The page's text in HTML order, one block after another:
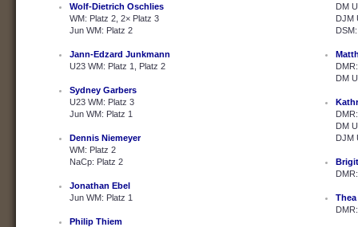
Wolf-Dietrich Oschlies
WM: Platz 2, 2× Platz 3
Jun WM: Platz 2
Jann-Edzard Junkmann
U23 WM: Platz 1, Platz 2
Sydney Garbers
U23 WM: Platz 3
Jun WM: Platz 1
Dennis Niemeyer
WM: Platz 2
NaCp: Platz 2
Jonathan Ebel
Jun WM: Platz 1
Philip Thiem
DM
DJM
DM
DM
DJM